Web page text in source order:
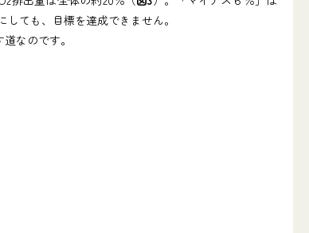
ても、目標を達成できません。
なのです。